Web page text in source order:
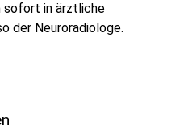
sofort in ärztliche
der Neuroradiologe.